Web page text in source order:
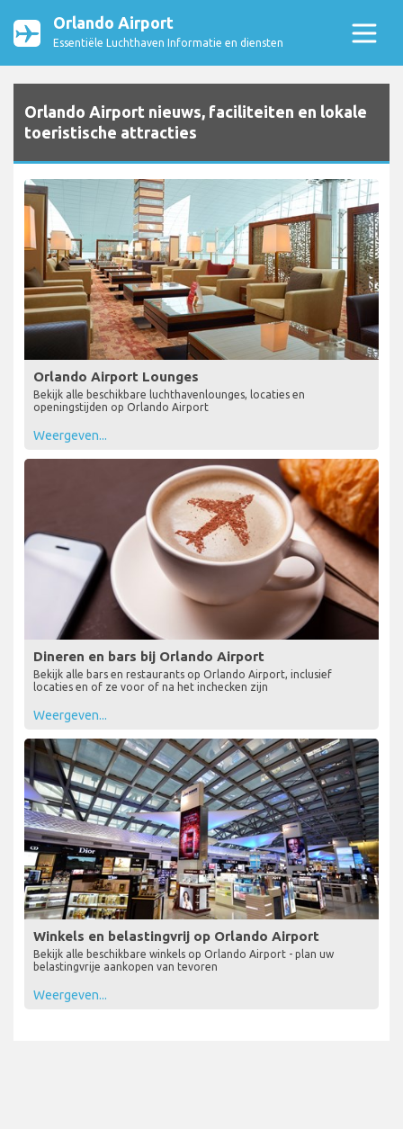
Orlando Airport
Essentiële Luchthaven Informatie en diensten
Orlando Airport nieuws, faciliteiten en lokale
toeristische attracties
Orlando Airport Lounges
Bekijk alle beschikbare luchthavenlounges, locaties en
openingstijden op Orlando Airport
Weergeven...
Dineren en bars bij Orlando Airport
Bekijk alle bars en restaurants op Orlando Airport, inclusief
locaties en of ze voor of na het inchecken zijn
Weergeven...
Winkels en belastingvrij op Orlando Airport
Bekijk alle beschikbare winkels op Orlando Airport - plan uw
belastingvrije aankopen van tevoren
Weergeven...